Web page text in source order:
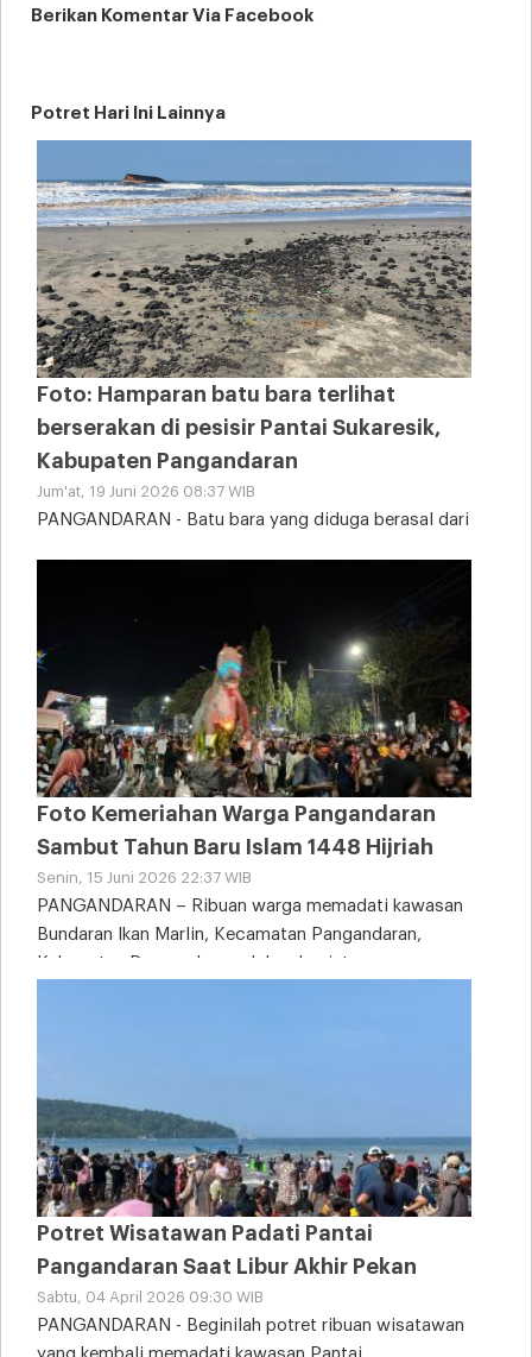
Berikan Komentar Via Facebook
Potret Hari Ini Lainnya
Foto: Hamparan batu bara terlihat
berserakan di pesisir Pantai Sukaresik,
Kabupaten Pangandaran
Jum'at, 19 Juni 2026 08:37 WIB
PANGANDARAN - Batu bara yang diduga berasal dari
Foto Kemeriahan Warga Pangandaran
Sambut Tahun Baru Islam 1448 Hijriah
Senin, 15 Juni 2026 22:37 WIB
PANGANDARAN – Ribuan warga memadati kawasan
Bundaran Ikan Marlin, Kecamatan Pangandaran,
Kabupaten Pangandaran, dalam kegiatan
Potret Wisatawan Padati Pantai
Pangandaran Saat Libur Akhir Pekan
Sabtu, 04 April 2026 09:30 WIB
PANGANDARAN - Beginilah potret ribuan wisatawan